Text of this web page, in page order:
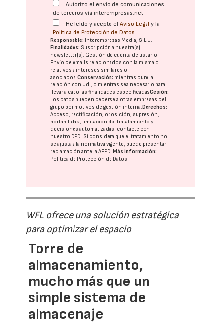
Autorizo el envío de comunicaciones
de terceros vía interempresas.net
He leído y acepto elAviso Legal y la
Política de Protección de Datos
Responsable: Interempresas Media, S.L.U.
Finalidades: Suscripción a nuestra(s)
newsletter(s). Gestión de cuenta de usuario.
Envío de emails relacionados con la misma o
relativos a intereses similares o
asociados.Conservación: mientras dure la
relación con Ud., o mientras sea necesario para
llevar a cabo las finalidades especificadasCesión:
Los datos pueden cederse a otras empresas del
grupo por motivos de gestión interna. Derechos:
Acceso, rectificación, oposición, supresión,
portabilidad, limitación del tratatamiento y
decisiones automatizadas: contacte con
nuestro DPD. Si considera que el tratamiento no
se ajusta a la normativa vigente, puede presentar
reclamación ante laAEPD. Más información:
Política de Protección de Datos
WFL ofrece una solución estratégica
para optimizar el espacio
Torre de
almacenamiento,
mucho más que un
simple sistema de
almacenaje